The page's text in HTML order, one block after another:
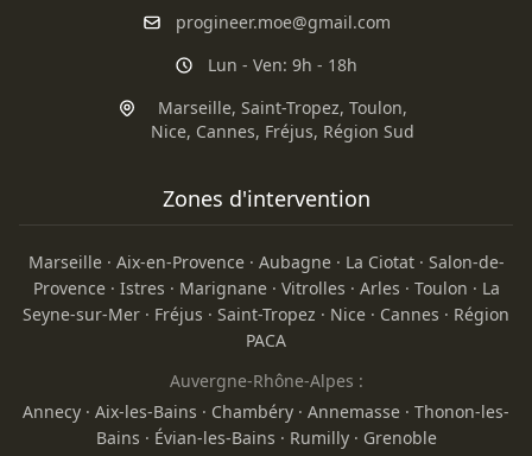
progineer.moe@gmail.com
Lun - Ven: 9h - 18h
Marseille, Saint-Tropez, Toulon,
Nice, Cannes, Fréjus, Région Sud
Zones d'intervention
Marseille· Aix-en-Provence· Aubagne· La Ciotat· Salon-de-
Provence· Istres · Marignane· Vitrolles · Arles · Toulon · La
Seyne-sur-Mer · Fréjus · Saint-Tropez · Nice · Cannes · Région
PACA
Auvergne-Rhône-Alpes :
Annecy · Aix-les-Bains · Chambéry · Annemasse · Thonon-les-
Bains · Évian-les-Bains · Rumilly· Grenoble